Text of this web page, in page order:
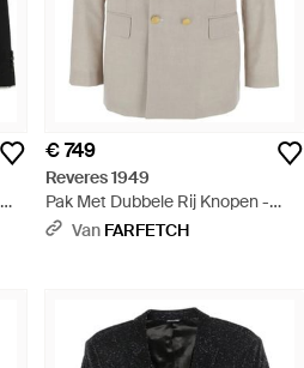
€ 749
Reveres 1949
Pak Met Dubbele Rij Knopen -
GrijsVan FARFETCH